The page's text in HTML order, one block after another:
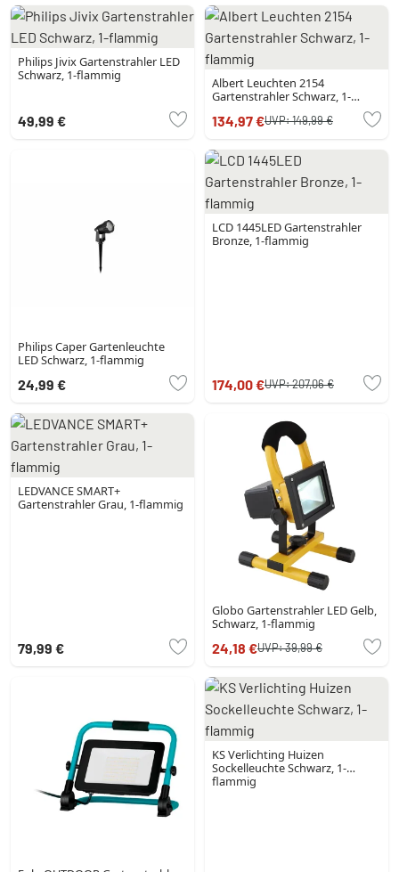
Philips Jivix Gartenstrahler LED
Schwarz, 1-flammig
49,99 €
Albert Leuchten 2154
Gartenstrahler Schwarz, 1-
134,97 €UVP:149,99 €
Philips Caper Gartenleuchte
LED Schwarz, 1-flammig
24,99 €
LCD 1445LED Gartenstrahler
Bronze, 1-flammig
174,00 €UVP:207,06 €
LEDVANCE SMART+
Gartenstrahler Grau, 1-flammig
79,99 €
Globo Gartenstrahler LED Gelb,
Schwarz, 1-flammig
24,18 €UVP:39,99 €
KS Verlichting Huizen
Sockelleuchte Schwarz, 1-
flammig